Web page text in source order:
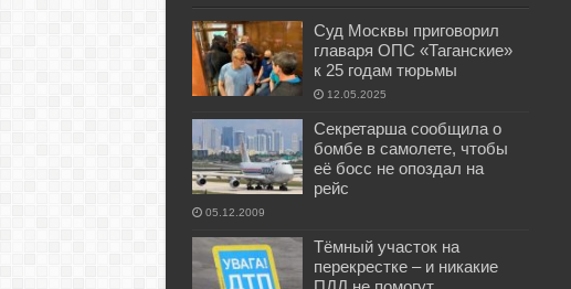
Суд Москвы приговорил
главаря ОПС «Таганские»
к 25 годам тюрьмы
12.05.2025
Секретарша сообщила о
бомбе в самолете, чтобы
её босс не опоздал на
рейс
05.12.2009
Тёмный участок на
перекрестке – и никакие